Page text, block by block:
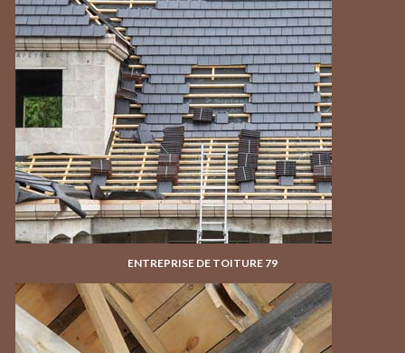
ENTREPRISE DE TOITURE 79